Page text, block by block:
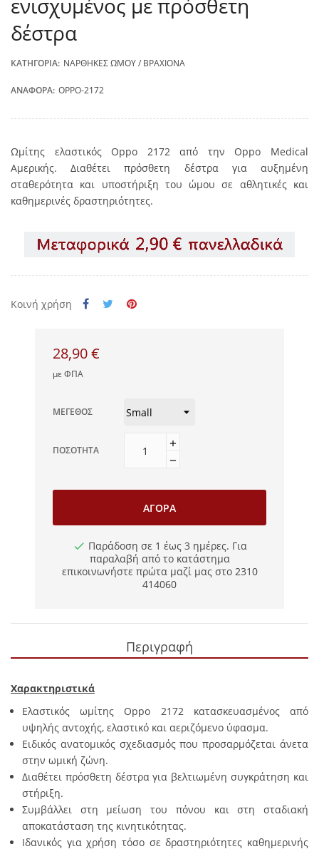
ενισχυμένος με πρόσθετη
δέστρα
ΚΑΤΗΓΟΡΊΑ: ΝΆΡΘΗΚΕΣ ΏΜΟΥ / ΒΡΑΧΊΟΝΑ
ΑΝΑΦΟΡΆ: OPPO-2172
Ωμίτης ελαστικός Oppo 2172 από την Oppo Medical
Αμερικής. Διαθέτει πρόσθετη δέστρα για αυξημένη
σταθερότητα και υποστήριξη του ώμου σε αθλητικές και
καθημερινές δραστηριότητες.
Κοινή χρήση
28,90 €
με ΦΠΑ
ΜΈΓΕΘΟΣ
ΠΟΣΌΤΗΤΑ
ΑΓΟΡΆ
Παράδοση σε 1 έως 3 ημέρες. Για
παραλαβή από το κατάστημα
επικοινωνήστε πρώτα μαζί μας στο 2310
414060
Περιγραφή
Χαρακτηριστικά
Ελαστικός ωμίτης Oppo 2172 κατασκευασμένος από
υψηλής αντοχής, ελαστικό και αεριζόμενο ύφασμα.
Ειδικός ανατομικός σχεδιασμός που προσαρμόζεται άνετα
στην ωμική ζώνη.
Διαθέτει πρόσθετη δέστρα για βελτιωμένη συγκράτηση και
στήριξη.
Συμβάλλει στη μείωση του πόνου και στη σταδιακή
αποκατάσταση της κινητικότητας.
Ιδανικός για χρήση τόσο σε δραστηριότητες καθημερινής